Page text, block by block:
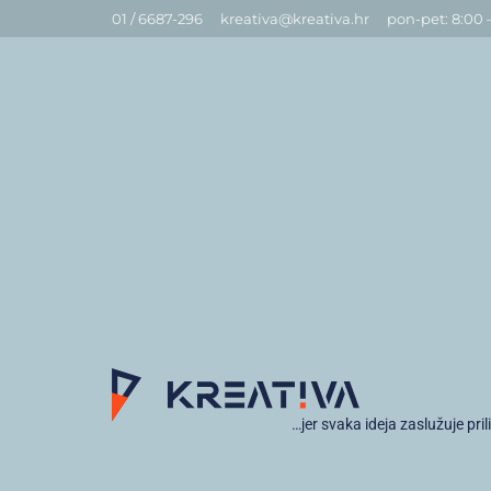
01 / 6687-296 kreativa@kreativa.hr pon-pet: 8:00
…jer svaka ideja zaslužuje